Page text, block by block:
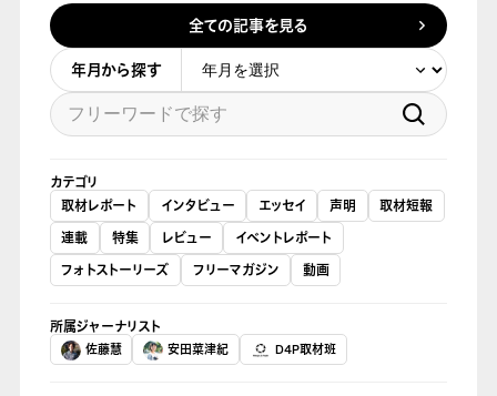
全ての記事を見る
年月から探す
カテゴリ
取材レポート
インタビュー エッセイ 声明
取材短報
連載
特集 レビュー
イベントレポート
フォトストーリーズ
フリーマガジン 動画
所属ジャーナリスト
佐藤慧 安田菜津紀 D4P取材班